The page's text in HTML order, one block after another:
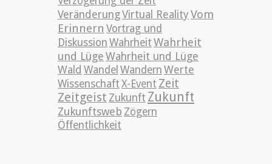
VeränderungVirtual Reality Vom
Erinnern Vortrag und
Diskussion Wahrheit Wahrheit
und Lüge Wahrheit und Lüge
Wald Wandel Wandern Werte
Wissenschaft X-Event Zeit
Zeitgeist Zukunft Zukunft
Zukunftsweb Zögern
Öffentlichkeit